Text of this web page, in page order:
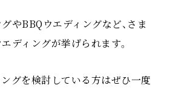
やBBQウエディングなど、さま
ディングが挙げられます。
グを検討している方はぜひ一度